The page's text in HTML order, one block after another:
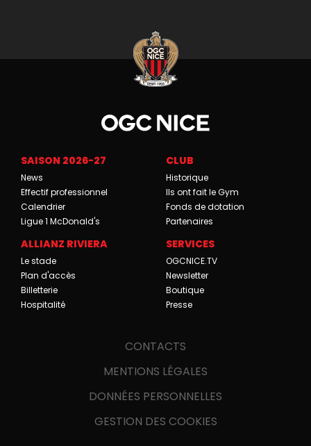
SAISON 2026-27
News
Effectif professionnel
Calendrier
Ligue 1 McDonald's
CLUB
Historique
Ils ont fait le Gym
Fonds de dotation
Partenaires
ALLIANZ RIVIERA
Le stade
Plan d'accès
Billetterie
Hospitalité
SERVICES
OGCNICE.TV
Newsletter
Boutique
Presse
CONTACTS
MENTIONS LÉGALES
DONNÉES PERSONNELLES
GESTION DES COOKIES